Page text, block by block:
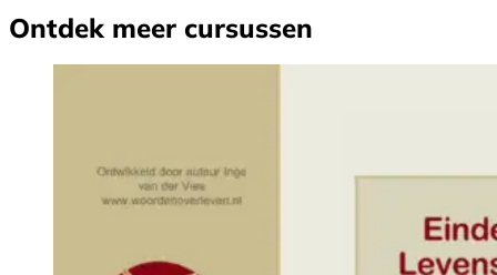
Ontdek meer cursussen